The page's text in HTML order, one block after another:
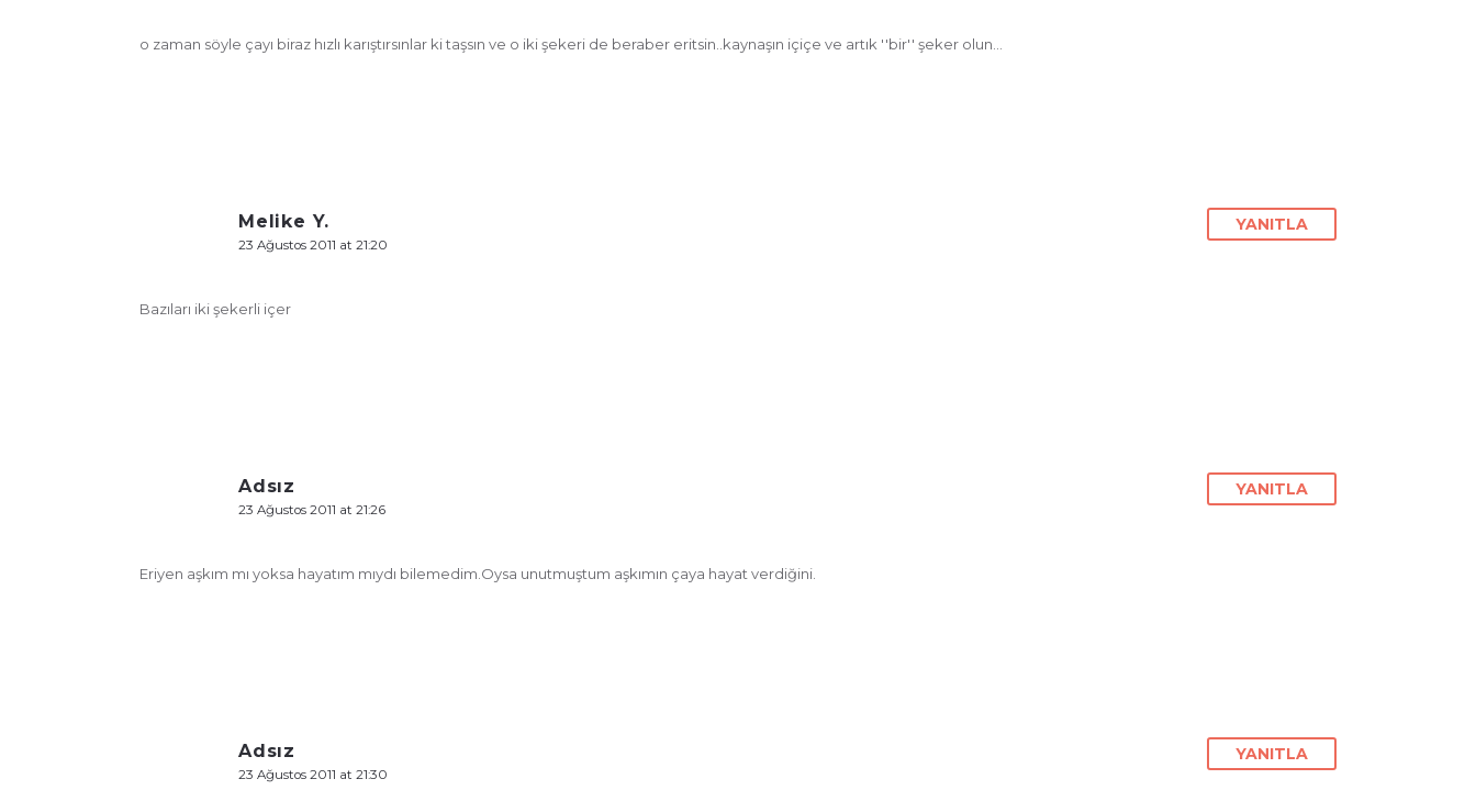
o zaman söyle çayı biraz hızlı karıştırsınlar ki taşsın ve o iki şekeri de beraber eritsin..kaynaşın içiçe ve artık ''bir'' şeker olun…
Melike Y.
23 Ağustos 2011 at 21:20
YANITLA
Bazıları iki şekerli içer
Adsız
23 Ağustos 2011 at 21:26
YANITLA
Eriyen aşkım mı yoksa hayatım mıydı bilemedim.Oysa unutmuştum aşkımın çaya hayat verdiğini.
Adsız
23 Ağustos 2011 at 21:30
YANITLA